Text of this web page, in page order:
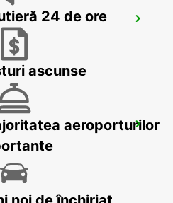
VW FS24 de ore
ascunse
aeroporturilor